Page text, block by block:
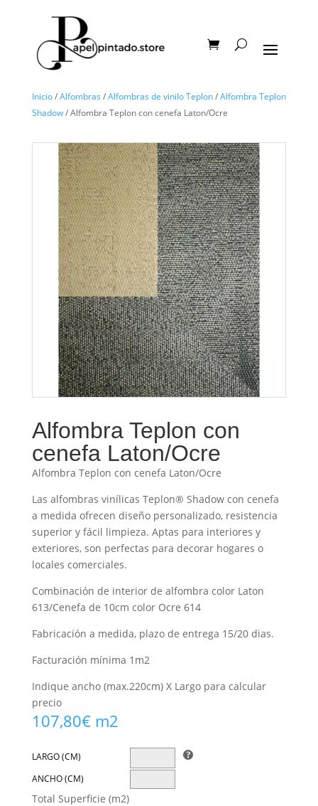
Inicio/Alfombras /Alfombras de vinilo Teplon/Alfombra Teplon
Shadow/ Alfombra Teplon con cenefa Laton/Ocre
Alfombra Teplon con
cenefa Laton/Ocre
Alfombra Teplon con cenefa Laton/Ocre
Las alfombras vinílicas Teplon® Shadow con cenefa
a medida ofrecen diseño personalizado, resistencia
superior y fácil limpieza. Aptas para interiores y
exteriores, son perfectas para decorar hogares o
locales comerciales.
Combinación de interior de alfombra color Laton
613/Cenefa de 10cm color Ocre 614
Fabricación a medida, plazo de entrega 15/20 dias.
Facturación mínima 1m2
Indique ancho (max.220cm) X Largo para calcular
precio
107,80€m2
LARGO (CM)
ANCHO (CM)
Total Superficie (m2)